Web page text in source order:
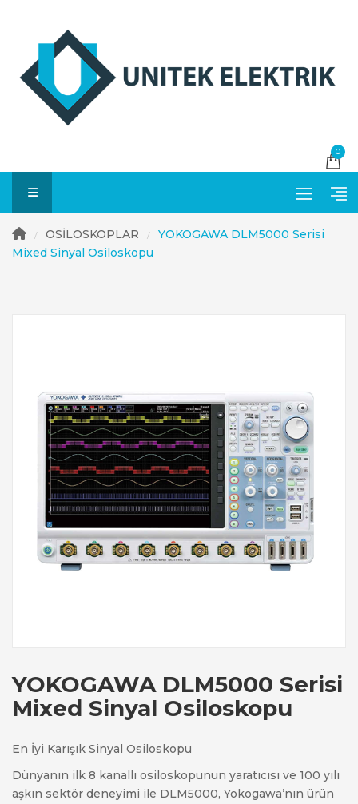
0
/ OSİLOSKOPLAR /
YOKOGAWA DLM5000 Serisi
Mixed Sinyal Osiloskopu
YOKOGAWA DLM5000 Serisi
Mixed Sinyal Osiloskopu
En İyi Karışık Sinyal Osiloskopu
Dünyanın ilk 8 kanallı osiloskopunun yaratıcısı ve 100 yılı
aşkın sektör deneyimi ile DLM5000, Yokogawa’nın ürün